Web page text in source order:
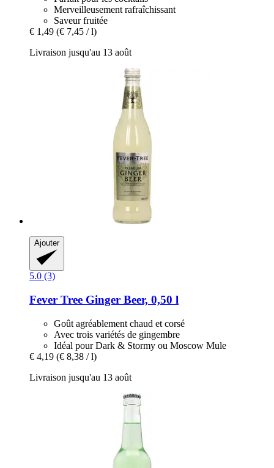
Merveilleusement rafraîchissant
Saveur fruitée
€ 1,49 (€ 7,45 / l)
Livraison jusqu'au 13 août
Ajouter
5.0 (3)
Fever Tree Ginger Beer, 0,50 l
Goût agréablement chaud et corsé
Avec trois variétés de gingembre
Idéal pour Dark & Stormy ou Moscow Mule
€ 4,19 (€ 8,38 / l)
Livraison jusqu'au 13 août